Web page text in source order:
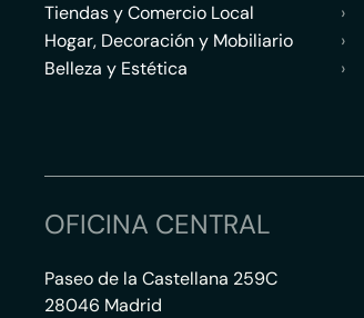
Tiendas y Comercio Local
›
Hogar, Decoración y Mobiliario
›
Belleza y Estética
›
OFICINA CENTRAL
Paseo de la Castellana 259C
28046 Madrid